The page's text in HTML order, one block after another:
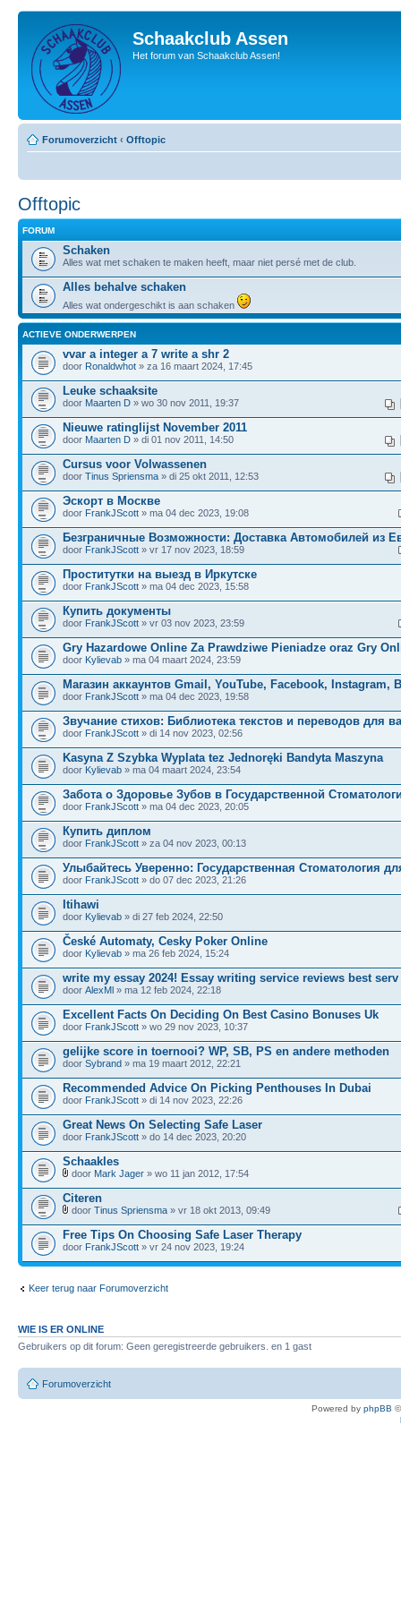
Schaakclub Assen
Het forum van Schaakclub Assen!
Forumoverzicht ‹ Offtopic
Offtopic
FORUM
Schaken
Alles wat met schaken te maken heeft, maar niet persé met de club.
Alles behalve schaken
Alles wat ondergeschikt is aan schaken
ACTIEVE ONDERWERPEN
vvar a integer a 7 write a shr 2
door Ronaldwhot » za 16 maart 2024, 17:45
Leuke schaaksite
door Maarten D » wo 30 nov 2011, 19:37
Nieuwe ratinglijst November 2011
door Maarten D » di 01 nov 2011, 14:50
Cursus voor Volwassenen
door Tinus Spriensma » di 25 okt 2011, 12:53
Эскорт в Москве
door FrankJScott » ma 04 dec 2023, 19:08
Безграничные Возможности: Доставка Автомобилей из
door FrankJScott » vr 17 nov 2023, 18:59
Проститутки на выезд в Иркутске
door FrankJScott » ma 04 dec 2023, 15:58
Купить документы
door FrankJScott » vr 03 nov 2023, 23:59
Gry Hazardowe Online Za Prawdziwe Pieniadze oraz Gry
door Kylievab » ma 04 maart 2024, 23:59
Магазин аккаунтов Gmail, YouTube, Facebook, Instagram,
door FrankJScott » ma 04 dec 2023, 19:58
Звучание стихов: Библиотека текстов и переводов для
door FrankJScott » di 14 nov 2023, 02:56
Kasyna Z Szybka Wyplata tez Jednoręki Bandyta Maszyna
door Kylievab » ma 04 maart 2024, 23:54
Забота о Здоровье Зубов в Государственной
door FrankJScott » ma 04 dec 2023, 20:05
Купить диплом
door FrankJScott » za 04 nov 2023, 00:13
Улыбайтесь Уверенно: Государственная Стоматология
door FrankJScott » do 07 dec 2023, 21:26
Itihawi
door Kylievab » di 27 feb 2024, 22:50
České Automaty, Cesky Poker Online
door Kylievab » ma 26 feb 2024, 15:24
write my essay 2024! Essay writing service reviews best serv
door AlexMl » ma 12 feb 2024, 22:18
Excellent Facts On Deciding On Best Casino Bonuses Uk
door FrankJScott » wo 29 nov 2023, 10:37
gelijke score in toernooi? WP, SB, PS en andere methoden
door Sybrand » ma 19 maart 2012, 22:21
Recommended Advice On Picking Penthouses In Dubai
door FrankJScott » di 14 nov 2023, 22:26
Great News On Selecting Safe Laser
door FrankJScott » do 14 dec 2023, 20:20
Schaakles
door Mark Jager » wo 11 jan 2012, 17:54
Citeren
door Tinus Spriensma » vr 18 okt 2013, 09:49
Free Tips On Choosing Safe Laser Therapy
door FrankJScott » vr 24 nov 2023, 19:24
Keer terug naar Forumoverzicht
WIE IS ER ONLINE
Gebruikers op dit forum: Geen geregistreerde gebruikers. en 1 gast
Forumoverzicht
Powered by phpBB